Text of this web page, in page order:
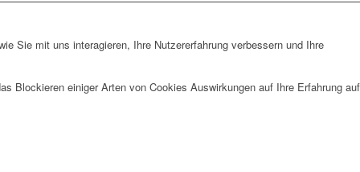
Sie mit uns interagieren, Ihre Nutzererfahrung verbessern und Ihre
Blockieren einiger Arten von Cookies Auswirkungen auf Ihre Erfahrung auf